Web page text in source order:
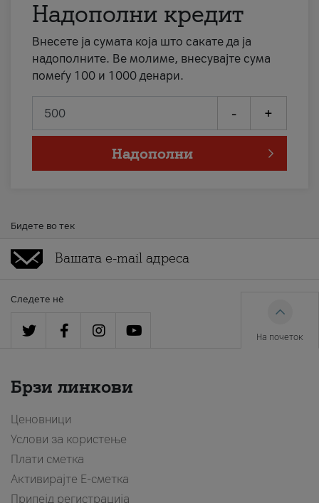
Надополни кредит
Внесете ја сумата која што сакате да ја
надополните. Ве молиме, внесувајте сума
помеѓу 100 и 1000 денари.
- +
Надополни
Бидете во тек
Следете нè
На почеток
Брзи линкови
Ценовници
Услови за користење
Плати сметка
Активирајте Е-сметка
Припејд регистрација